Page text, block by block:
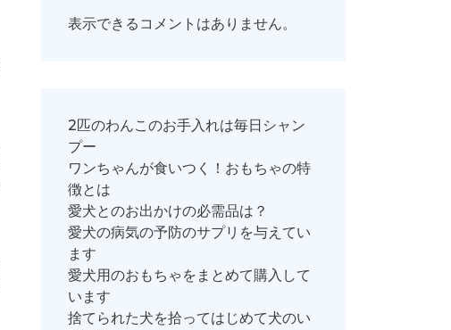
表示できるコメントはありません。
2匹のわんこのお手入れは毎日シャン
プー
ワンちゃんが食いつく！おもちゃの特
徴とは
愛犬とのお出かけの必需品は？
愛犬の病気の予防のサプリを与えてい
ます
愛犬用のおもちゃをまとめて購入して
います
捨てられた犬を拾ってはじめて犬のい